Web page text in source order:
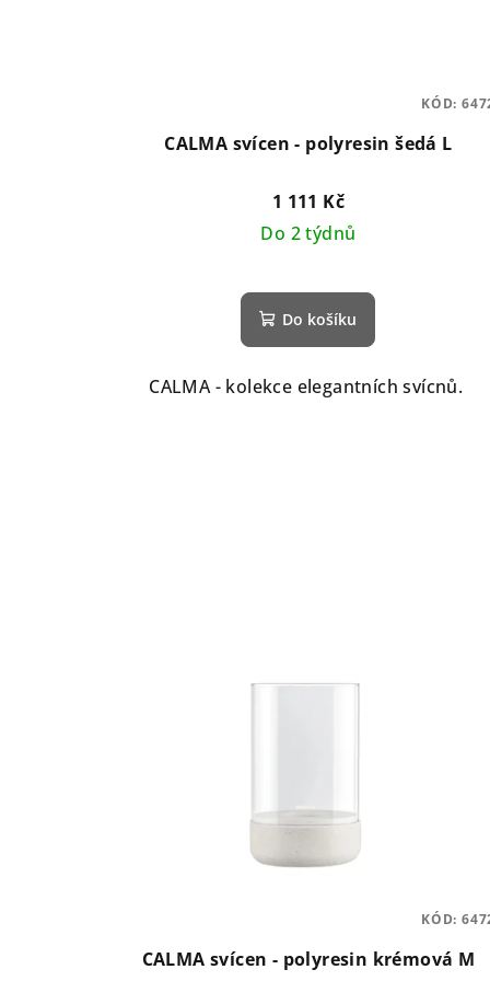
CALMA svícen - polyresin šedá L
1 111 Kč
Do 2 týdnů
Do košíku
CALMA - kolekce elegantních svícnů.
KÓD:
CALMA svícen - polyresin krémová M
KÓD: